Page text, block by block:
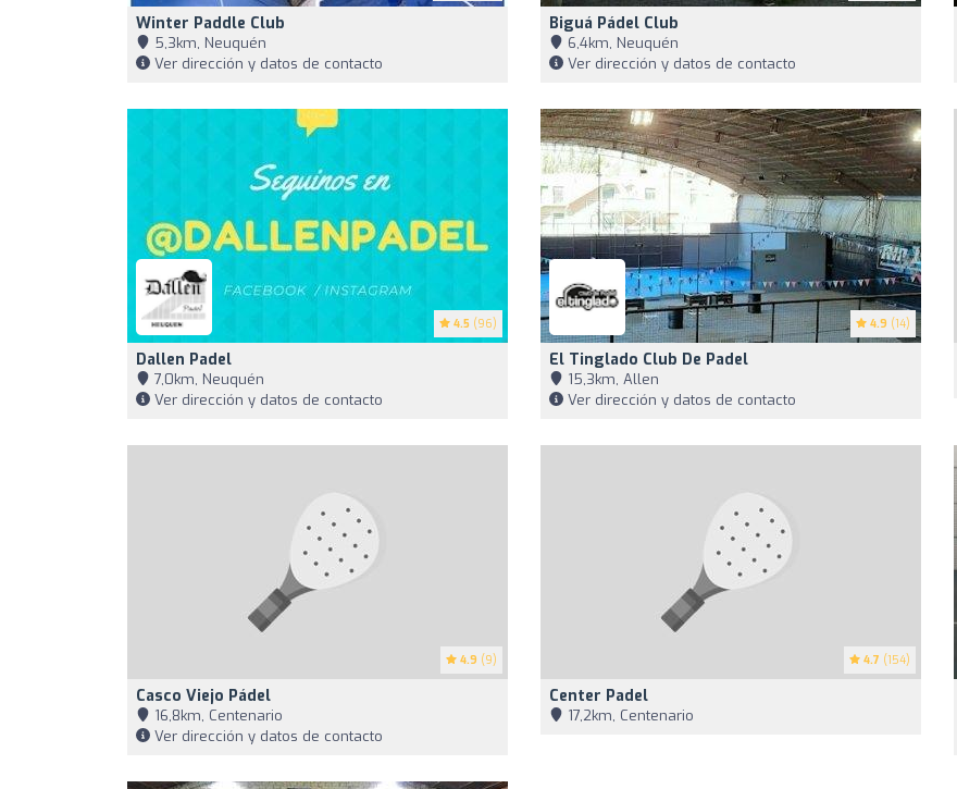
Winter Paddle Club
5,3km, Neuquén
Ver dirección y datos de contacto
Biguá Pádel Club
6,4km, Neuquén
Ver dirección y datos de contacto
4.5 (96)
Dallen Padel
7,0km, Neuquén
Ver dirección y datos de contacto
4.9 (14)
El Tinglado Club De Padel
15,3km, Allen
Ver dirección y datos de contacto
4.9 (9)
Casco Viejo Pádel
16,8km, Centenario
Ver dirección y datos de contacto
4.7 (154)
Center Padel
17,2km, Centenario